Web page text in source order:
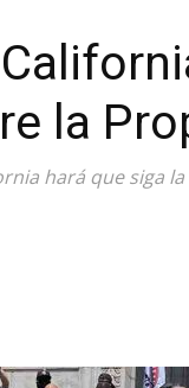
la
hará que siga